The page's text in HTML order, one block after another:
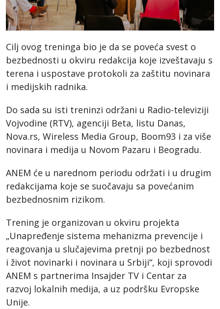
Cilj ovog treninga bio je da se poveća svest o
bezbednosti u okviru redakcija koje izveštavaju s
terena i uspostave protokoli za zaštitu novinara
i medijskih radnika.
Do sada su isti treninzi održani u Radio-televiziji
Vojvodine (RTV), agenciji Beta, listu Danas,
Nova.rs, Wireless Media Group, Boom93 i za više
novinara i medija u Novom Pazaru i Beogradu.
ANEM će u narednom periodu održati i u drugim
redakcijama koje se suočavaju sa povećanim
bezbednosnim rizikom.
Trening je organizovan u okviru projekta
„Unapređenje sistema mehanizma prevencije i
reagovanja u slučajevima pretnji po bezbednost
i život novinarki i novinara u Srbiji“, koji sprovodi
ANEM s partnerima Insajder TV i Centar za
razvoj lokalnih medija, a uz podršku Evropske
Unije.